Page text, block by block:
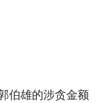
伯雄的涉贪金额